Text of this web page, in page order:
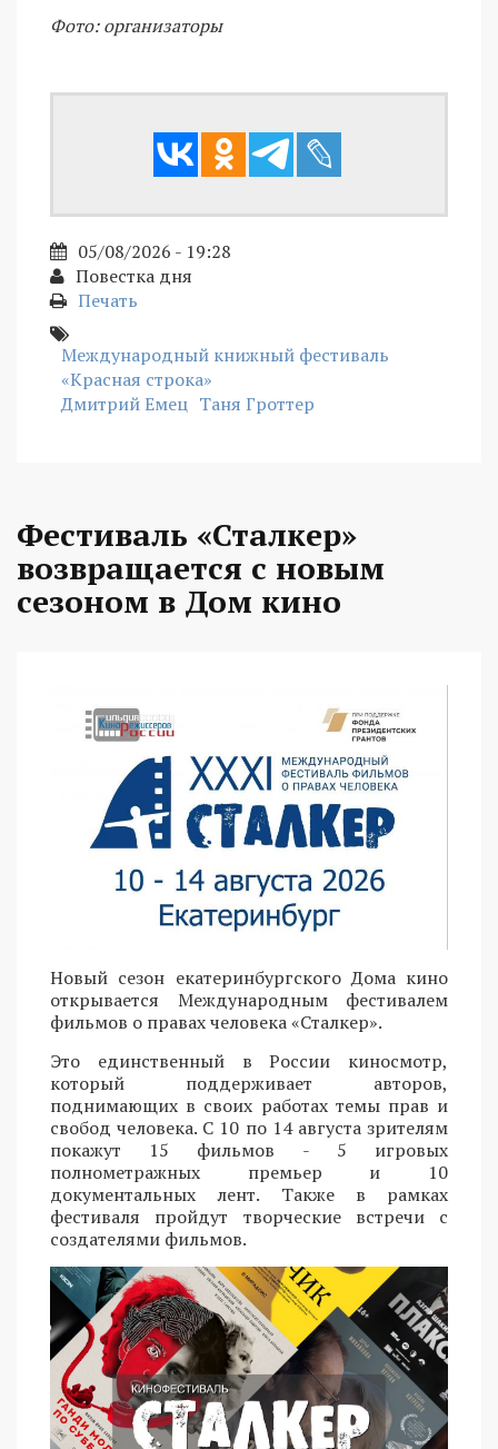
Фото: организаторы
05/08/2026 - 19:28
Повестка дня
Печать
Международный книжный фестиваль
«Красная строка»
Дмитрий Емец Таня Гроттер
Фестиваль «Сталкер»
возвращается с новым
сезоном в Дом кино
Новый сезон екатеринбургского Дома кино
открывается Международным фестивалем
фильмов о правах человека «Сталкер».
Это единственный в России киносмотр,
который поддерживает авторов,
поднимающих в своих работах темы прав и
свобод человека. С 10 по 14 августа зрителям
покажут 15 фильмов - 5 игровых
полнометражных премьер и 10
документальных лент. Также в рамках
фестиваля пройдут творческие встречи с
создателями фильмов.